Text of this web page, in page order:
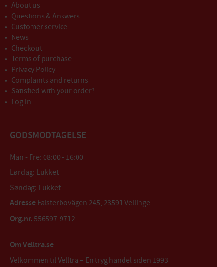
About us
Questions & Answers
Customer service
News
Checkout
Terms of purchase
Privacy Policy
Complaints and returns
Satisfied with your order?
Log in
GODSMODTAGELSE
Man - Fre: 08:00 - 16:00
Lørdag: Lukket
Søndag: Lukket
Adresse Falsterbovägen 245, 23591 Vellinge
Org.nr. 556597-9712
Om Velltra.se
Velkommen til Velltra – En tryg handel siden 1993